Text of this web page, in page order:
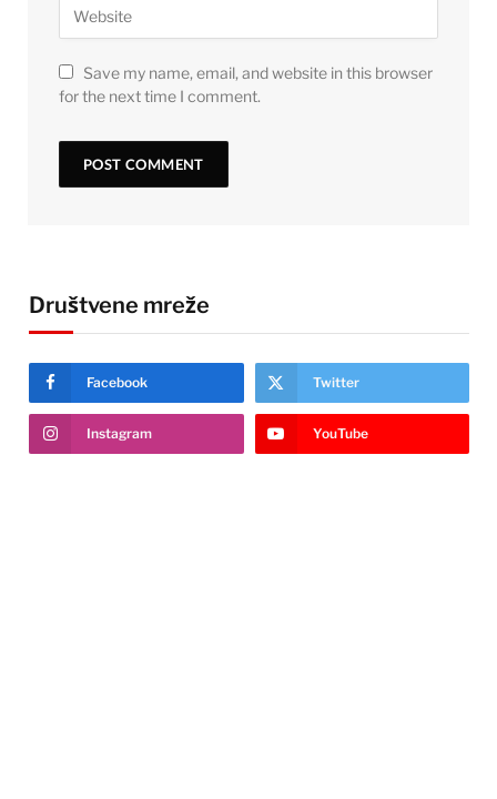
Save my name, email, and website in this browser
for the next time I comment.
Društvene mreže
Facebook Twitter
Instagram YouTube